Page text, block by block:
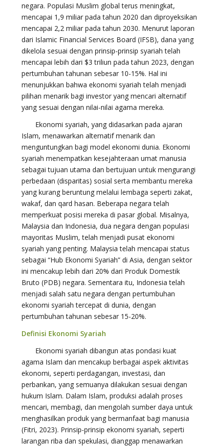
negara. Populasi Muslim global terus meningkat,
mencapai 1,9 miliar pada tahun 2020 dan diproyeksikan
mencapai 2,2 miliar pada tahun 2030. Menurut laporan
dari Islamic Financial Services Board (IFSB), dana yang
dikelola sesuai dengan prinsip-prinsip syariah telah
mencapai lebih dari $3 triliun pada tahun 2023, dengan
pertumbuhan tahunan sebesar 10-15%. Hal ini
menunjukkan bahwa ekonomi syariah telah menjadi
pilihan menarik bagi investor yang mencari alternatif
yang sesuai dengan nilai-nilai agama mereka.
Ekonomi syariah, yang didasarkan pada ajaran
Islam, menawarkan alternatif menarik dan
menguntungkan bagi model ekonomi dunia. Ekonomi
syariah menempatkan kesejahteraan umat manusia
sebagai tujuan utama dan bertujuan untuk mengurangi
perbedaan (disparitas) sosial serta membantu mereka
yang kurang beruntung melalui lembaga seperti zakat,
wakaf, dan qard hasan. Beberapa negara telah
memperkuat posisi mereka di pasar global. Misalnya,
Malaysia dan Indonesia, dua negara dengan populasi
mayoritas Muslim, telah menjadi pusat ekonomi
syariah yang penting. Malaysia telah mencapai status
sebagai “Hub Ekonomi Syariah” di Asia, dengan sektor
ini mencakup lebih dari 20% dari Produk Domestik
Bruto (PDB) negara. Sementara itu, Indonesia telah
menjadi salah satu negara dengan pertumbuhan
ekonomi syariah tercepat di dunia, dengan
pertumbuhan tahunan sebesar 15-20%.
Definisi Ekonomi Syariah
Ekonomi syariah dibangun atas pondasi kuat
agama Islam dan mencakup berbagai aspek aktivitas
ekonomi, seperti perdagangan, investasi, dan
perbankan, yang semuanya dilakukan sesuai dengan
hukum Islam. Dalam Islam, produksi adalah proses
mencari, membagi, dan mengolah sumber daya untuk
menghasilkan produk yang bermanfaat bagi manusia
(Fitri, 2023). Prinsip-prinsip ekonomi syariah, seperti
larangan riba dan spekulasi, dianggap menawarkan